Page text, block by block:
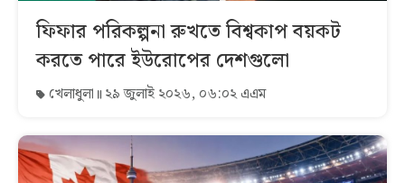
ফিফার পরিকল্পনা রুখতে বিশ্বকাপ বয়কট
করতে পারে ইউরোপের দেশগুলো
খেলাধুলা ২৯ জুলাই ২০২৬, ০৬:০২ এএম